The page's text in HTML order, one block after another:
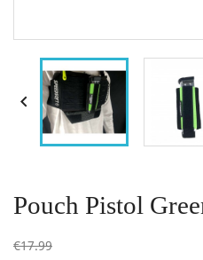

Pouch Pistol
€17.99